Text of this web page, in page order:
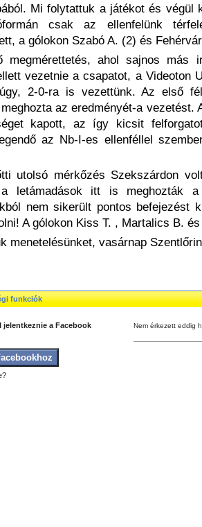
Mi folytattuk a játékot és végül
csak az ellenfelünk
a gólokon Szabó A. (2) és
megmérettetés, ahol sajnos más
vezetnie a csapatot, a Videoton
2-0-ra is vezettünk. Az első
az eredményét-a vezetést.
kapott, az így kicsit
az Nb-I-es ellenféllel
utolsó mérkőzés Szekszárdon
a letámadások itt is meghozták
nem sikerült pontos befejezést
A gólokon Kiss T. , Martalics B.
menetelésünket, vasárnap
funkciók
a Facebook
Nem érkezett eddig